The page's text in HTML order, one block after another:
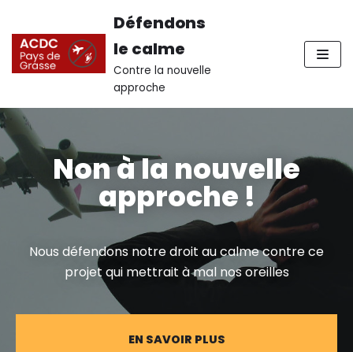
Aller
au
Défendons
le calme
Contre la nouvelle
approche
Non à la nouvelle
approche !
Nous défendons notre droit au calme contre ce
projet qui mettrait à mal nos oreilles
EN SAVOIR PLUS